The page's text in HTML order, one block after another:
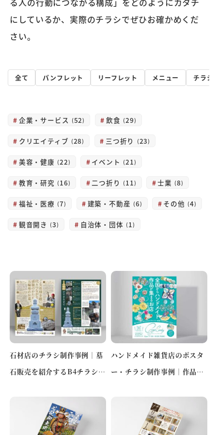
にしているか、実際のチラシでぜひお確かめくだ
さい。
全て パンフレット リーフレット メニュー チラシ
企業・サービス 52 飲食 29
クリエイティブ 28 三つ折り 23
美容・健康 22 イベント 21
教育・研究 16 二つ折り 11 士業 8
福祉・医療 7 建築・不動産 6 その他 4
観音開き 3 自治体・団体 1
石材店のチラシ制作事例｜墓
石販売を紹介するB4チラシデ
ハンドメイド雑貨店のポスタ
ー・チラシ制作事例｜作品の